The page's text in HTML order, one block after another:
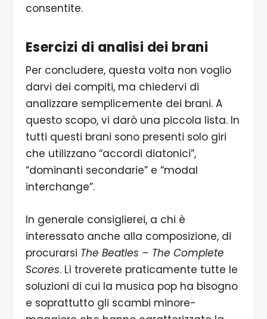
consentite.
Esercizi di analisi dei brani
Per concludere, questa volta non voglio
darvi dei compiti, ma chiedervi di
analizzare semplicemente dei brani. A
questo scopo, vi darò una piccola lista. In
tutti questi brani sono presenti solo giri
che utilizzano “accordi diatonici”,
“dominanti secondarie” e “modal
interchange”.
In generale consiglierei, a chi è
interessato anche alla composizione, di
procurarsi The Beatles – The Complete
Scores. Lì troverete praticamente tutte le
soluzioni di cui la musica pop ha bisogno
e soprattutto gli scambi minore-